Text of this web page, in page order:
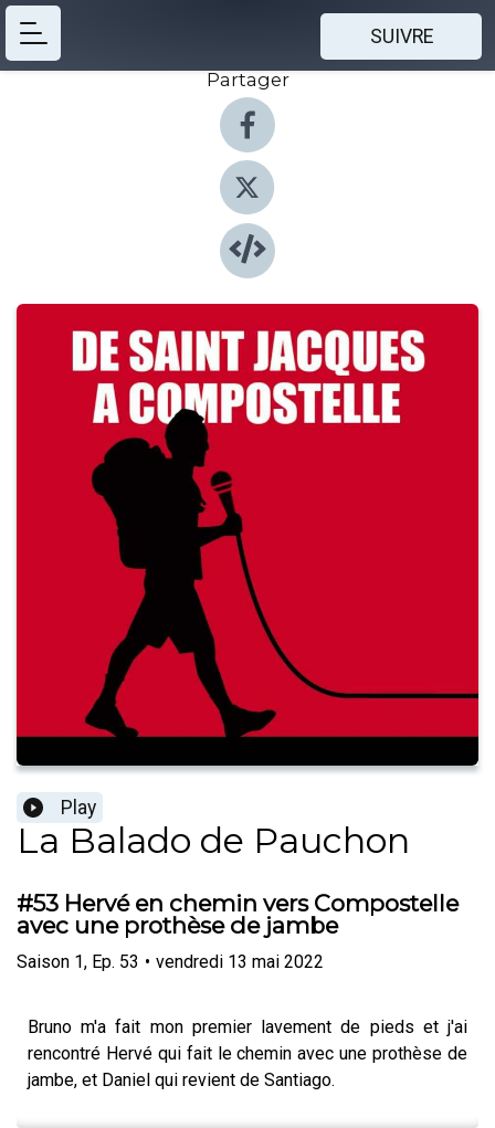
SUIVRE
Partager
Play
La Balado de Pauchon
#53 Hervé en chemin vers Compostelle
avec une prothèse de jambe
Saison 1, Ep. 53 • vendredi 13 mai 2022
Bruno m'a fait mon premier lavement de pieds et j'ai
rencontré Hervé qui fait le chemin avec une prothèse de
jambe, et Daniel qui revient de Santiago.